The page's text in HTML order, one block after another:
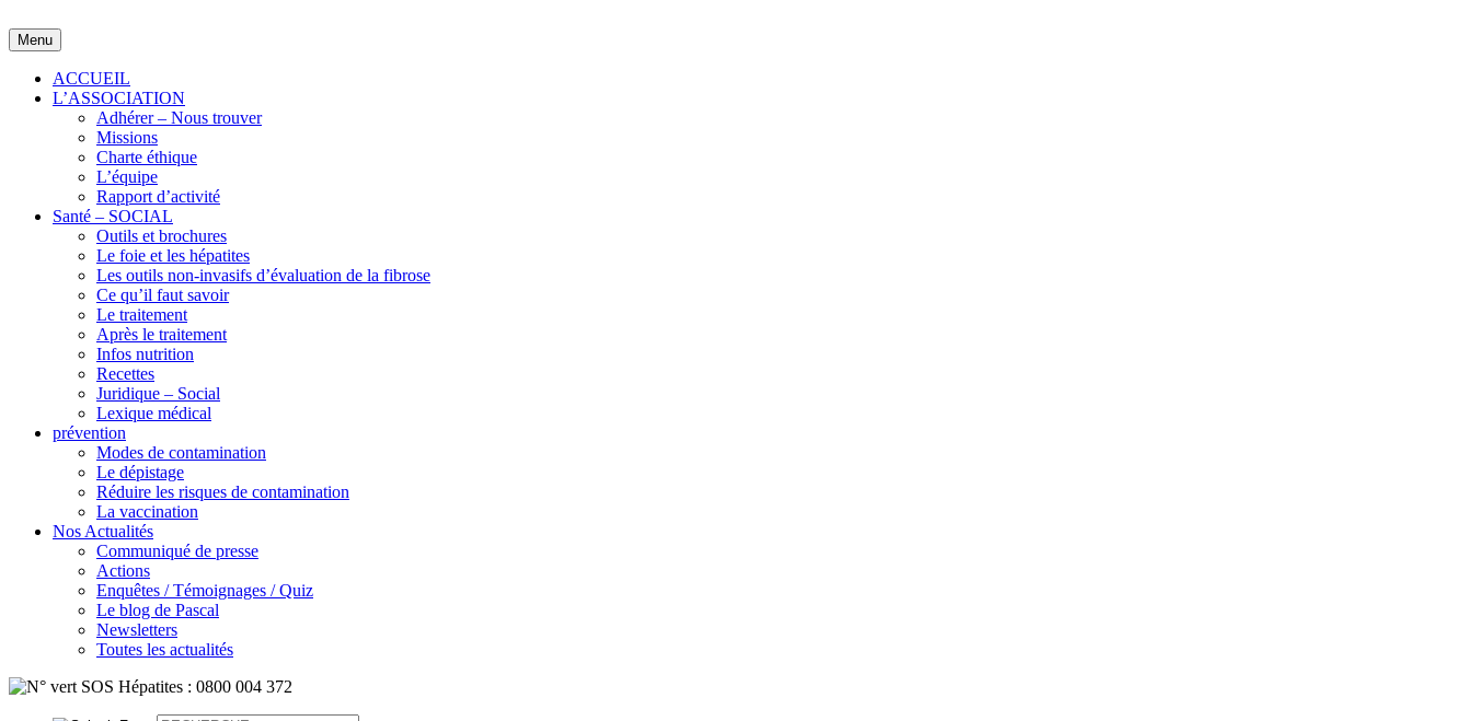
to
content
Menu
ACCUEIL
L’ASSOCIATION
Adhérer – Nous trouver
Missions
Charte éthique
L’équipe
Rapport d’activité
Santé – SOCIAL
Outils et brochures
Le foie et les hépatites
Les outils non-invasifs d’évaluation de la fibrose
Ce qu’il faut savoir
Le traitement
Après le traitement
Infos nutrition
Recettes
Juridique – Social
Lexique médical
prévention
Modes de contamination
Le dépistage
Réduire les risques de contamination
La vaccination
Nos Actualités
Communiqué de presse
Actions
Enquêtes / Témoignages / Quiz
Le blog de Pascal
Newsletters
Toutes les actualités